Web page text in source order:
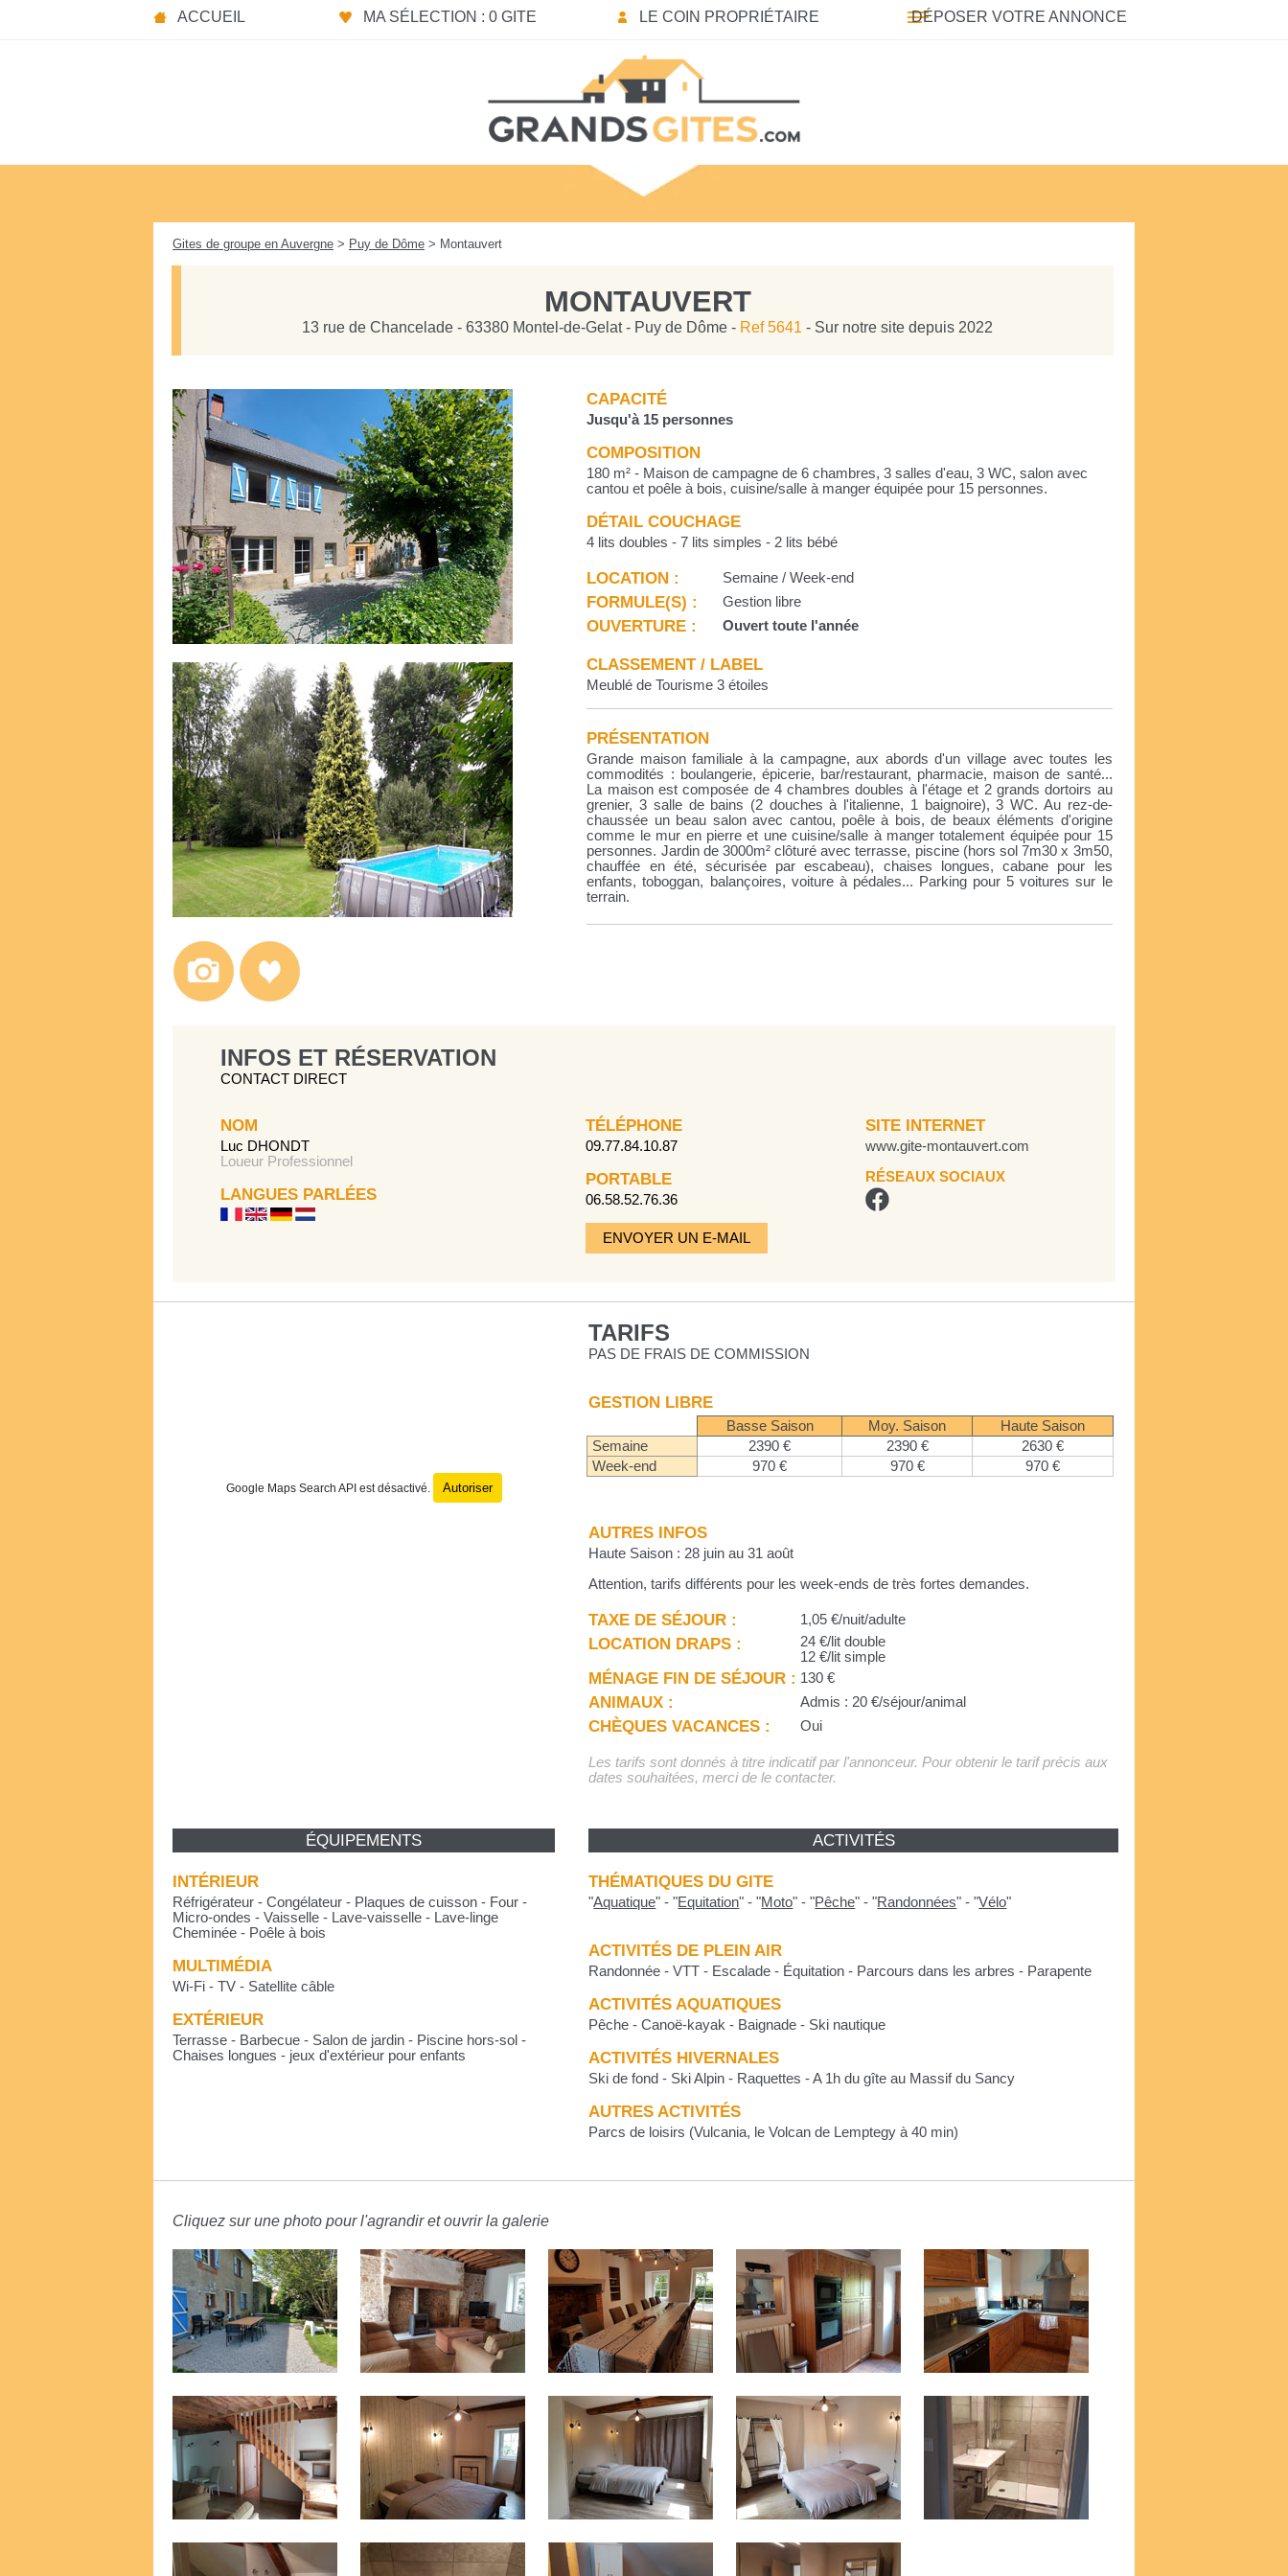
ACCUEIL MA SÉLECTION : 0 GITE LE COIN PROPRIÉTAIRE DÉPOSER VOTRE ANNONCE
Gites de groupe en Auvergne > Puy de Dôme > Montauvert
MONTAUVERT
13 rue de Chancelade - 63380 Montel-de-Gelat - Puy de Dôme - Ref 5641 - Sur notre site depuis 2022
CAPACITÉ
Jusqu'à 15 personnes
COMPOSITION
180 m² - Maison de campagne de 6 chambres, 3 salles d'eau, 3 WC, salon avec
cantou et poêle à bois, cuisine/salle à manger équipée pour 15 personnes.
DÉTAIL COUCHAGE
4 lits doubles - 7 lits simples - 2 lits bébé
LOCATION : Semaine / Week-end
FORMULE(S) : Gestion libre
OUVERTURE : Ouvert toute l'année
CLASSEMENT / LABEL
Meublé de Tourisme 3 étoiles
PRÉSENTATION
Grande maison familiale à la campagne, aux abords d'un village avec toutes les
commodités : boulangerie, épicerie, bar/restaurant, pharmacie, maison de santé...
La maison est composée de 4 chambres doubles à l'étage et 2 grands dortoirs au
grenier, 3 salle de bains (2 douches à l'italienne, 1 baignoire), 3 WC. Au rez-de-
chaussée un beau salon avec cantou, poêle à bois, de beaux éléments d'origine
comme le mur en pierre et une cuisine/salle à manger totalement équipée pour 15
personnes. Jardin de 3000m² clôturé avec terrasse, piscine (hors sol 7m30 x 3m50,
chauffée en été, sécurisée par escabeau), chaises longues, cabane pour les
enfants, toboggan, balançoires, voiture à pédales... Parking pour 5 voitures sur le
terrain.
INFOS ET RÉSERVATION
CONTACT DIRECT
NOM
Luc DHONDT
Loueur Professionnel
LANGUES PARLÉES
TÉLÉPHONE
09.77.84.10.87
PORTABLE
06.58.52.76.36
ENVOYER UN E-MAIL
SITE INTERNET
www.gite-montauvert.com
RÉSEAUX SOCIAUX
Google Maps Search API est désactivé. Autoriser
TARIFS
PAS DE FRAIS DE COMMISSION
GESTION LIBRE
Basse Saison Moy. Saison
Haute Saison
Semaine
2390 € 2390 €
2630 €
Week-end
970 € 970 € 970 €
AUTRES INFOS
Haute Saison : 28 juin au 31 août
Attention, tarifs différents pour les week-ends de très fortes demandes.
TAXE DE SÉJOUR : 1,05 €/nuit/adulte
LOCATION DRAPS :
24 €/lit double
12 €/lit simple
MÉNAGE FIN DE SÉJOUR : 130 €
ANIMAUX : Admis : 20 €/séjour/animal
CHÈQUES VACANCES : Oui
Les tarifs sont donnés à titre indicatif par l'annonceur. Pour obtenir le tarif précis aux
dates souhaitées, merci de le contacter.
ÉQUIPEMENTS
INTÉRIEUR
Réfrigérateur - Congélateur - Plaques de cuisson - Four -
Micro-ondes - Vaisselle - Lave-vaisselle - Lave-linge
Cheminée - Poêle à bois
MULTIMÉDIA
Wi-Fi - TV - Satellite câble
EXTÉRIEUR
Terrasse - Barbecue - Salon de jardin - Piscine hors-sol -
Chaises longues - jeux d'extérieur pour enfants
ACTIVITÉS
THÉMATIQUES DU GITE
"Aquatique" -"Equitation" -"Moto" -"Pêche" -"Randonnées" -"Vélo"
ACTIVITÉS DE PLEIN AIR
Randonnée - VTT - Escalade - Équitation - Parcours dans les arbres - Parapente
ACTIVITÉS AQUATIQUES
Pêche - Canoë-kayak - Baignade - Ski nautique
ACTIVITÉS HIVERNALES
Ski de fond - Ski Alpin - Raquettes - A 1h du gîte au Massif du Sancy
AUTRES ACTIVITÉS
Parcs de loisirs (Vulcania, le Volcan de Lemptegy à 40 min)
Cliquez sur une photo pour l'agrandir et ouvrir la galerie
Panneau de gestion des cookies